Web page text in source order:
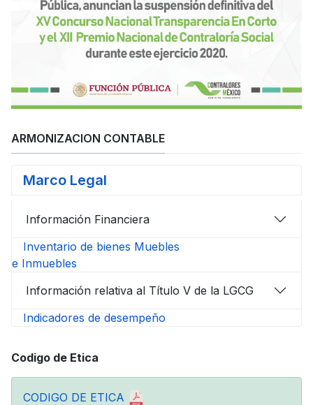
ARMONIZACION CONTABLE
Marco Legal
Información Financiera
Inventario de bienes Muebles
e Inmuebles
Información relativa al Título V de la LGCG
Indicadores de desempeño
Codigo de Etica
CODIGO DE ETICA